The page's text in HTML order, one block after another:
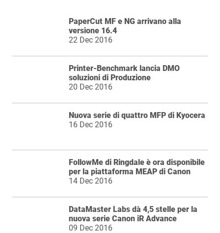
PaperCut MF e NG arrivano alla
versione 16.4
22 Dec 2016
Printer-Benchmark lancia DMO
soluzioni di Produzione
20 Dec 2016
Nuova serie di quattro MFP di Kyocera
16 Dec 2016
FollowMe di Ringdale è ora disponibile
per la piattaforma MEAP di Canon
14 Dec 2016
DataMaster Labs dà 4,5 stelle per la
nuova serie Canon iR Advance
09 Dec 2016